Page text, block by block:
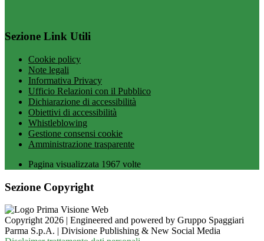
Sezione Link Utili
Cookie policy
Note legali
Informativa Privacy
Ufficio Relazioni con il Pubblico
Dichiarazione di accessibilità
Obiettivi di accessibilità
Whistleblowing
Gestione consensi cookie
Amministrazione trasparente
Pagina visualizzata 1967 volte
Sezione Copyright
Copyright 2026 | Engineered and powered by Gruppo Spaggiari
Parma S.p.A. | Divisione Publishing & New Social Media